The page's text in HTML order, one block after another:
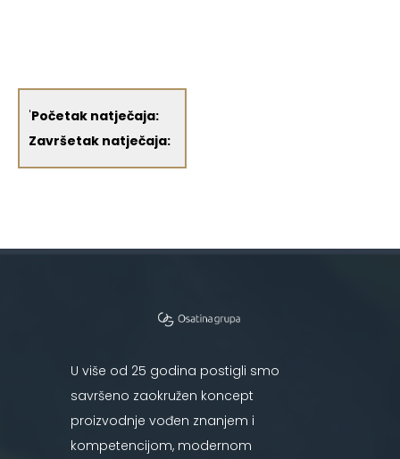
'Početak natječaja:
Završetak natječaja:
U više od 25 godina postigli smo
savršeno zaokružen koncept
proizvodnje vođen znanjem i
kompetencijom, modernom